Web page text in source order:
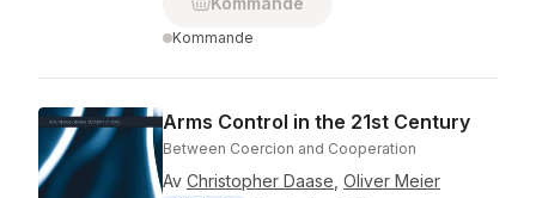
Kommande
Arms Control in the 21st Century
Between Coercion and Cooperation
Av Christopher Daase Oliver Meier